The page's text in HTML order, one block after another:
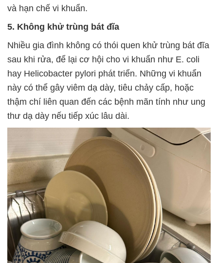
và hạn chế vi khuẩn.
5. Không khử trùng bát đĩa
Nhiều gia đình không có thói quen khử trùng bát đĩa
sau khi rửa, để lại cơ hội cho vi khuẩn như E. coli
hay Helicobacter pylori phát triển. Những vi khuẩn
này có thể gây viêm dạ dày, tiêu chảy cấp, hoặc
thậm chí liên quan đến các bệnh mãn tính như ung
thư dạ dày nếu tiếp xúc lâu dài.